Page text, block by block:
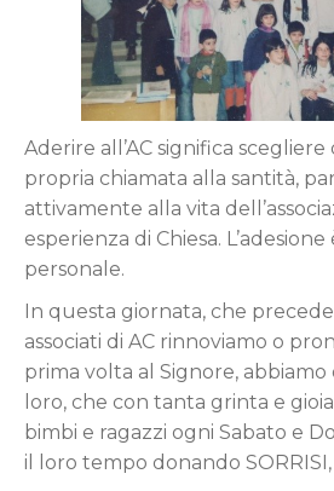
Aderire all’AC significa scegliere
propria chiamata alla santità,
attivamente alla vita
esperienza di Chiesa.
personale.
In questa giornata, che
associati di AC rinnoviamo o
prima volta al Signore, abbiamo
loro, che con tanta grinta e
bimbi e ragazzi ogni Sabato e
il loro tempo donando